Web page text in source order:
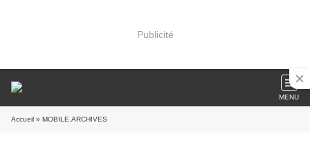
Publicité
MENU
Accueil » MOBILE.ARCHIVES